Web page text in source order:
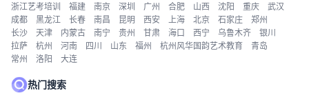
浙江艺考培训 福建 南京 深圳 广州 合肥 山西 沈阳 重庆
武汉
成都
黑龙江 长春 南昌 昆明 西安 上海 北京 石家庄
郑州
长沙
天津 内蒙古 南宁 贵州 甘肃 海口 西宁 乌鲁木齐
银川
拉萨
杭州 河南 四川 山东 福州 杭州风华国韵艺术教育
青岛
常州
洛阳 大连
热门搜索